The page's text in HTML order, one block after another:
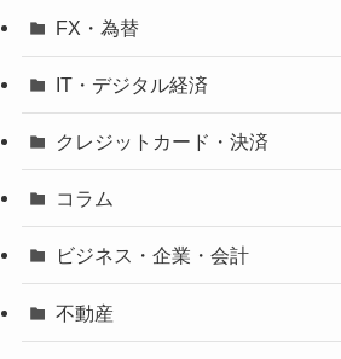
FX・為替
IT・デジタル経済
クレジットカード・決済
コラム
ビジネス・企業・会計
不動産